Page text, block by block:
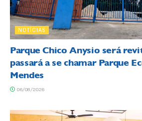
NOTÍCIAS
Parque Chico Anysio será
passará a se chamar Parque
Mendes
06/08/2026